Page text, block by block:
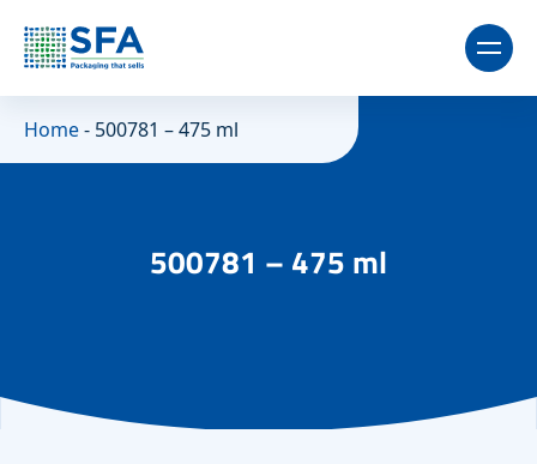
Home- 500781 – 475 ml
500781 – 475 ml